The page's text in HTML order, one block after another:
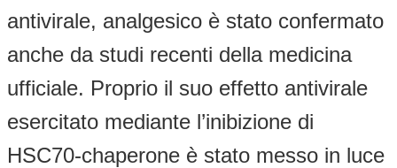
antivirale, analgesico è stato confermato
anche da studi recenti della medicina
ufficiale. Proprio il suo effetto antivirale
esercitato mediante l’inibizione di
HSC70-chaperone è stato messo in luce